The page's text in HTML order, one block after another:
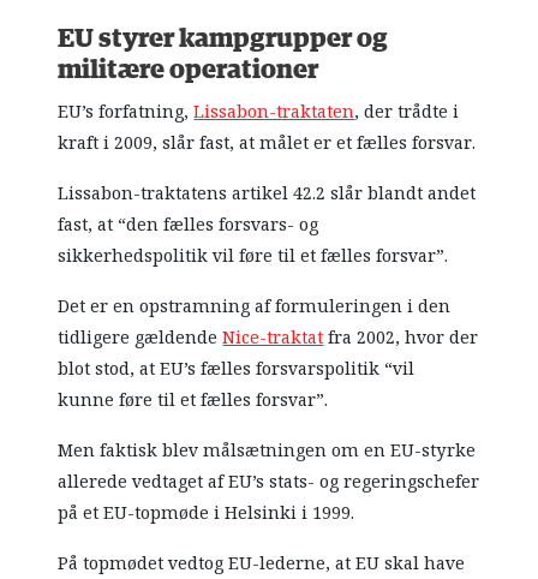
EU styrer kampgrupper og
militære operationer
EU’s forfatning,Lissabon-traktaten, der trådte i
kraft i 2009, slår fast, at målet er et fælles forsvar.
Lissabon-traktatens artikel 42.2 slår blandt andet
fast, at “den fælles forsvars- og
sikkerhedspolitik vil føre til et fælles forsvar”.
Det er en opstramning af formuleringen i den
tidligere gældendeNice-traktatfra 2002, hvor der
blot stod, at EU’s fælles forsvarspolitik “vil
kunne føre til et fælles forsvar”.
Men faktisk blev målsætningen om en EU-styrke
allerede vedtaget af EU’s stats- og regeringschefer
på et EU-topmøde i Helsinki i 1999.
På topmødet vedtog EU-lederne, at EU skal have